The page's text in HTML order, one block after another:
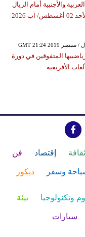
والأجنبية أمام الريال
2026
المتفوقين في دورة
الأفريقية
ثقافة إقتصاد فن
وسفر ديكور
وتكنولوجيا بيئة
سيارات